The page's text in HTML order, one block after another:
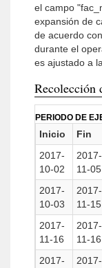
el campo
expansión de
de acuerdo
durante el
es ajustado a
Recolección
PERIODO DE
Inicio Fin
2017-
10-02
2017-
11-05
2017-
10-03
2017-
11-15
2017-
11-16
2017-
11-16
2017-
2017-